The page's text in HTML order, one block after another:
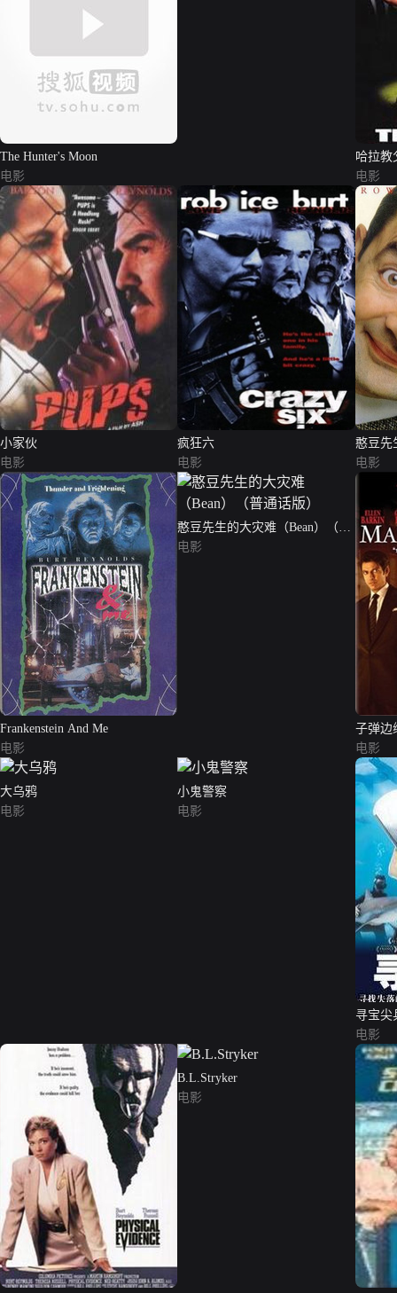
The Hunter's Moon
电影
哈拉教
电影
小家伙
电影
疯狂六
电影
憨豆先
电影
Frankenstein And Me
电影
憨豆先生的大灾难（Bean）（普
通话版）
电影
子弹边
电影
大乌鸦
电影
小鬼警察
电影
寻宝尖
电影
B.L.Stryker
电影